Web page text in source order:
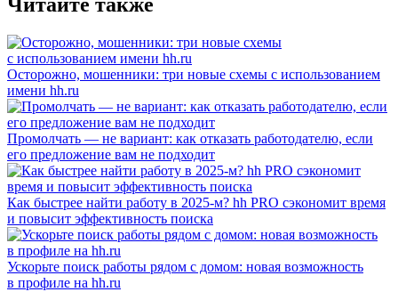
Осторожно, мошенники: три новые схемы с использованием
имени hh.ru
Промолчать — не вариант: как отказать работодателю, если
его предложение вам не подходит
Как быстрее найти работу в 2025-м? hh PRO сэкономит время
и повысит эффективность поиска
Ускорьте поиск работы рядом с домом: новая возможность
в профиле на hh.ru